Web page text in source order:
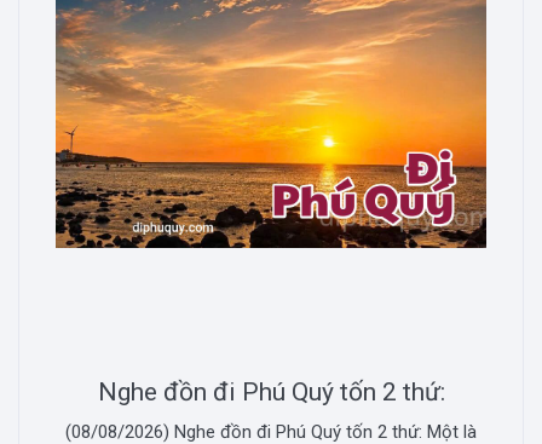
Nghe đồn đi Phú Quý tốn 2 thứ:
(08/08/2026) Nghe đồn đi Phú Quý tốn 2 thứ: Một là